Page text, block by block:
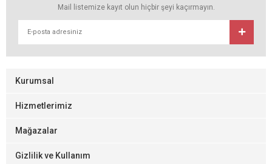
Mail listemize kayıt olun hiçbir şeyi kaçırmayın.
Kurumsal
Hizmetlerimiz
Mağazalar
Gizlilik ve Kullanım